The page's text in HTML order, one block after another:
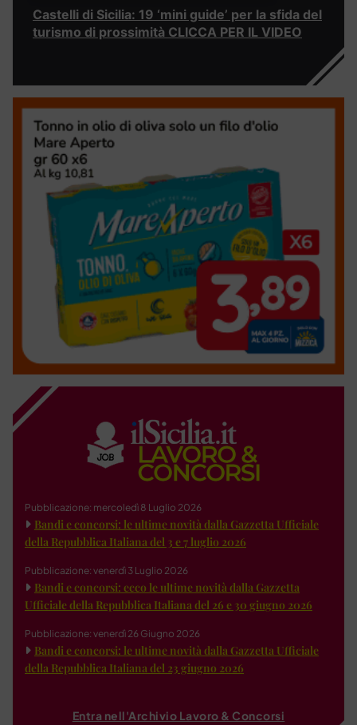
Castelli di Sicilia: 19 ‘mini guide’ per la sfida del
turismo di prossimità CLICCA PER IL VIDEO
Pubblicazione: mercoledì 8 Luglio 2026
Bandi e concorsi: le ultime novità dalla Gazzetta Ufficiale
della Repubblica Italiana del 3 e 7 luglio 2026
Pubblicazione: venerdì 3 Luglio 2026
Bandi e concorsi: ecco le ultime novità dalla Gazzetta
Ufficiale della Repubblica Italiana del 26 e 30 giugno 2026
Pubblicazione: venerdì 26 Giugno 2026
Bandi e concorsi: le ultime novità dalla Gazzetta Ufficiale
della Repubblica Italiana del 23 giugno 2026
Entra nell'Archivio Lavoro & Concorsi